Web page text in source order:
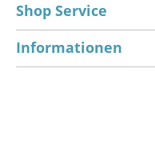
Shop Service
Informationen